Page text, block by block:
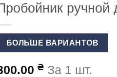
БОЛЬШЕ ВАРИАНТОВ
₴ За 1 шт.